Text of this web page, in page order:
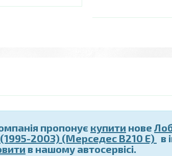
пропонує купити нове
(1995-2003) (Мерседес В210 Е) в
в нашому автосервісі.